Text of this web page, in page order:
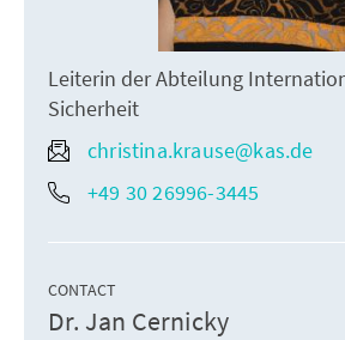
Leiterin der Abteilung
Sicherheit
christina.krause@kas.de
+49 30 26996-3445
CONTACT
Dr. Jan Cernicky